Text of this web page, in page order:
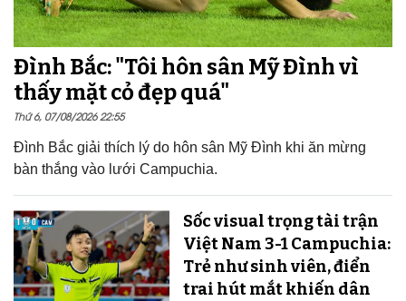
Đình Bắc: "Tôi hôn sân Mỹ Đình vì
thấy mặt cỏ đẹp quá"
Thứ 6, 07/08/2026 22:55
Đình Bắc giải thích lý do hôn sân Mỹ Đình khi ăn mừng
bàn thắng vào lưới Campuchia.
Sốc visual trọng tài trận
Việt Nam 3-1 Campuchia:
Trẻ như sinh viên, điển
trai hút mắt khiến dân